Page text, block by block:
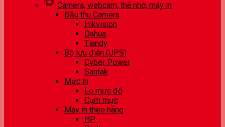
Camera, webcam, thẻ nhớ, máy in
Đầu thu Camera
Hikvision
Dahua
Tiandy
Bộ lưu điện (UPS)
Cyber Power
Santak
Mực in
Lọ mực đổ
Cụm mực
Máy in theo hãng
HP